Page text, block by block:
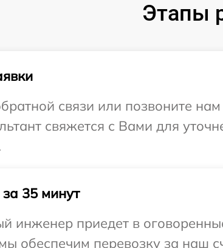
Этапы
связи или позвоните
свяжется с Вами для
35 минут
инженер приедет в
обеспечим перевозку за наш